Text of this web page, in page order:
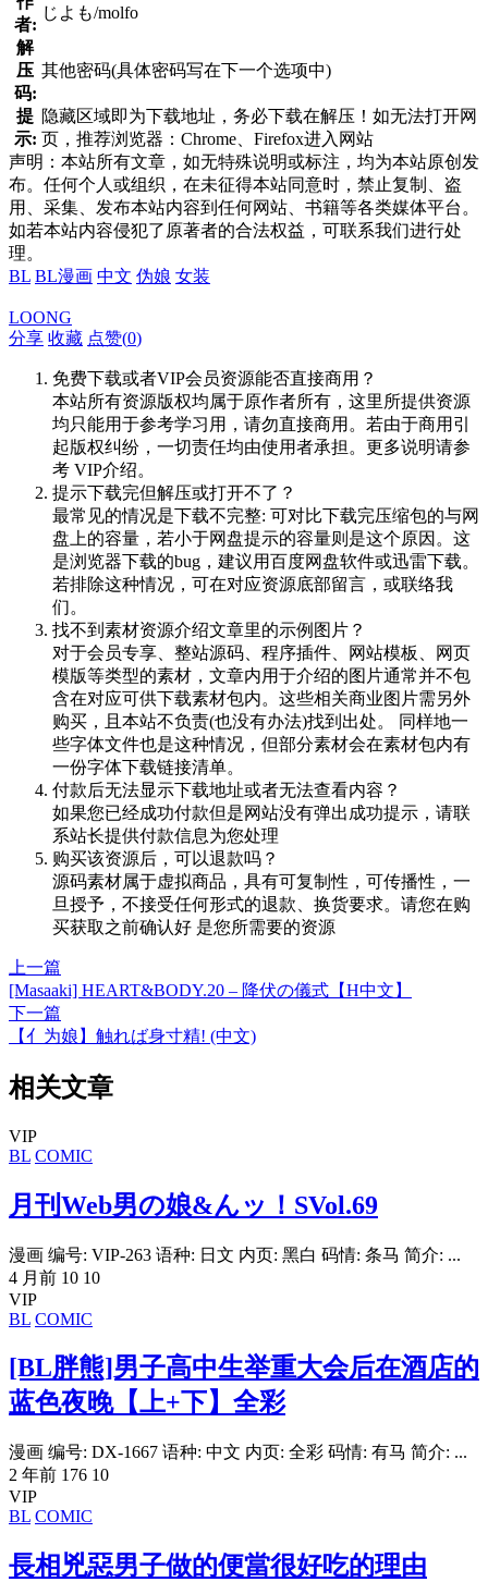
者:
じよも/molfo
解
压
码:
其他密码(具体密码写在下一个选项中)
提
示:
隐藏区域即为下载地址，务必下载在解压！如无法打开网
页，推荐浏览器：Chrome、Firefox进入网站
声明：本站所有文章，如无特殊说明或标注，均为本站原创发
布。任何个人或组织，在未征得本站同意时，禁止复制、盗
用、采集、发布本站内容到任何网站、书籍等各类媒体平台。
如若本站内容侵犯了原著者的合法权益，可联系我们进行处
理。
BL BL漫画 中文 伪娘 女装
LOONG
分享 收藏 点赞(0)
免费下载或者VIP会员资源能否直接商用？
本站所有资源版权均属于原作者所有，这里所提供资源
均只能用于参考学习用，请勿直接商用。若由于商用引
起版权纠纷，一切责任均由使用者承担。更多说明请参
考 VIP介绍。
提示下载完但解压或打开不了？
最常见的情况是下载不完整: 可对比下载完压缩包的与网
盘上的容量，若小于网盘提示的容量则是这个原因。这
是浏览器下载的bug，建议用百度网盘软件或迅雷下载。
若排除这种情况，可在对应资源底部留言，或联络我
们。
找不到素材资源介绍文章里的示例图片？
对于会员专享、整站源码、程序插件、网站模板、网页
模版等类型的素材，文章内用于介绍的图片通常并不包
含在对应可供下载素材包内。这些相关商业图片需另外
购买，且本站不负责(也没有办法)找到出处。 同样地一
些字体文件也是这种情况，但部分素材会在素材包内有
一份字体下载链接清单。
付款后无法显示下载地址或者无法查看内容？
如果您已经成功付款但是网站没有弹出成功提示，请联
系站长提供付款信息为您处理
购买该资源后，可以退款吗？
源码素材属于虚拟商品，具有可复制性，可传播性，一
旦授予，不接受任何形式的退款、换货要求。请您在购
买获取之前确认好 是您所需要的资源
上一篇
[Masaaki] HEART&BODY.20 – 降伏の儀式【H中文】
下一篇
【亻为娘】触れば身寸精! (中文)
相关文章
VIP
BL COMIC
月刊Web男の娘&んッ！SVol.69
漫画 编号: VIP-263 语种: 日文 内页: 黑白 码情: 条马 简介: ...
4 月前 10 10
VIP
BL COMIC
[BL胖熊]男子高中生举重大会后在酒店的
蓝色夜晚【上+下】全彩
漫画 编号: DX-1667 语种: 中文 内页: 全彩 码情: 有马 简介: ...
2 年前 176 10
VIP
BL COMIC
長相兇惡男子做的便當很好吃的理由